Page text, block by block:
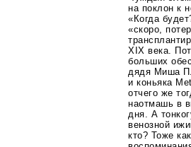
на поклон к
«Когда
«скоро,
XIX века.
больших
дядя Миша
и коньяка
отчего же
наотмашь в
дня. А
венозной
кто? Тоже